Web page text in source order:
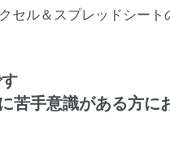
セル＆スプレッドシート
苦手意識がある方に